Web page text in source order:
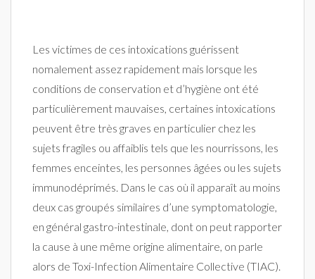
Les victimes de ces intoxications guérissent
nomalement assez rapidement mais lorsque les
conditions de conservation et d’hygiène ont été
particulièrement mauvaises, certaines intoxications
peuvent être très graves en particulier chez les
sujets fragiles ou affaiblis tels que les nourrissons, les
femmes enceintes, les personnes âgées ou les sujets
immunodéprimés. Dans le cas où il apparaît au moins
deux cas groupés similaires d’une symptomatologie,
en général gastro-intestinale, dont on peut rapporter
la cause à une même origine alimentaire, on parle
alors de Toxi-Infection Alimentaire Collective (TIAC).